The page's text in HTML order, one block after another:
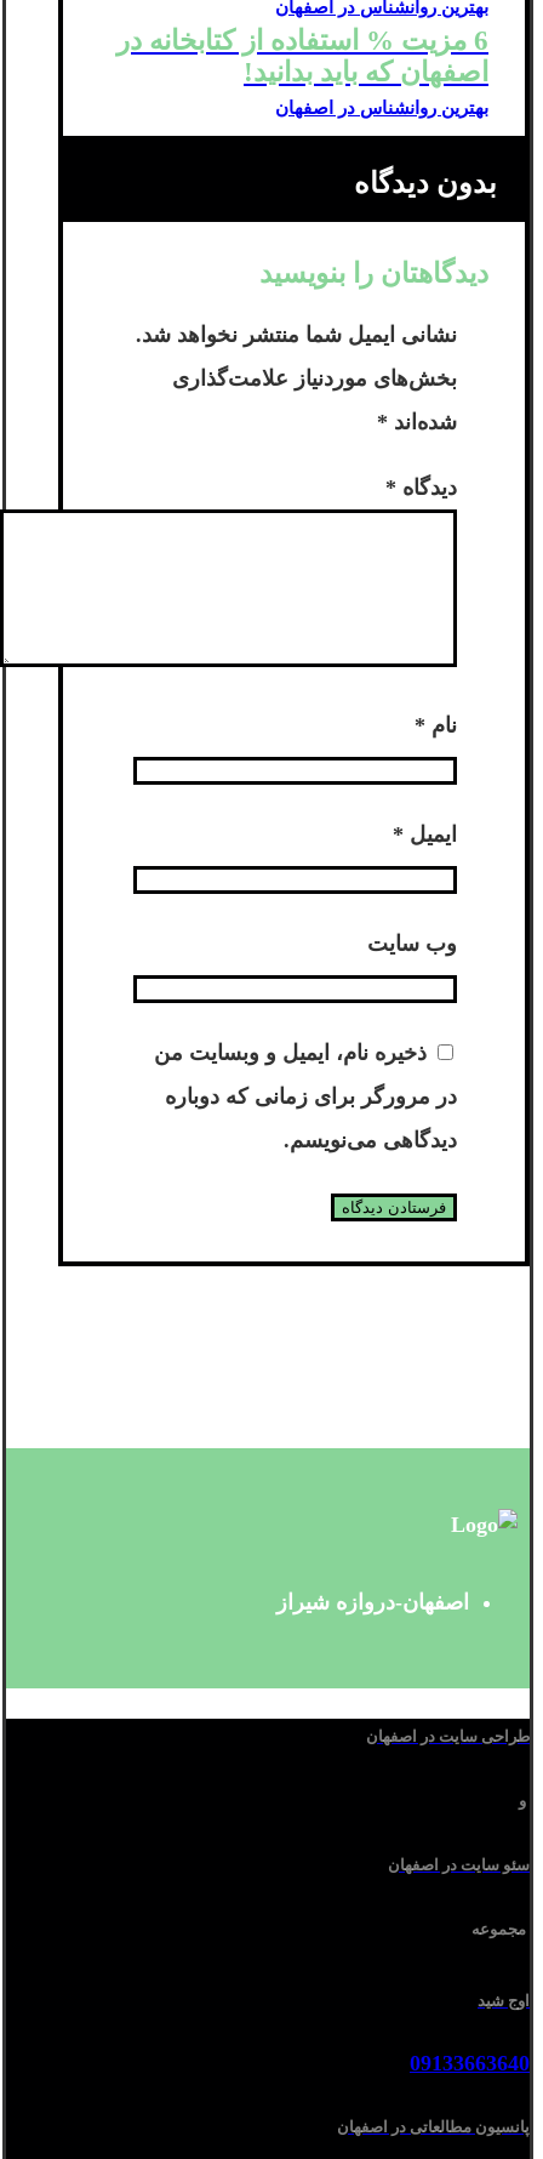
بهترین روانشناس در اصفهان
6 مزیت % استفاده از کتابخانه در
اصفهان که باید بدانید!
بهترین روانشناس در اصفهان
بدون دیدگاه
دیدگاهتان را بنویسید
نشانی ایمیل شما منتشر نخواهد شد.
بخش‌های موردنیاز علامت‌گذاری
شده‌اند *
دیدگاه *
نام *
ایمیل *
وب‌ سایت
ذخیره نام، ایمیل و وبسایت من
در مرورگر برای زمانی که دوباره
دیدگاهی می‌نویسم.
اصفهان-دروازه شیراز
طراحی سایت در اصفهان
و
سئو سایت در اصفهان
مجموعه
اوج شید
09133663640
پانسیون مطالعاتی در اصفهان